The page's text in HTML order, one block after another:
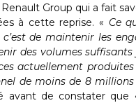
Group qui a fait
à cette reprise. « Ce
c’est de maintenir les
des volumes suffisants
actuellement
de moins de 8 millions
avant de constater que